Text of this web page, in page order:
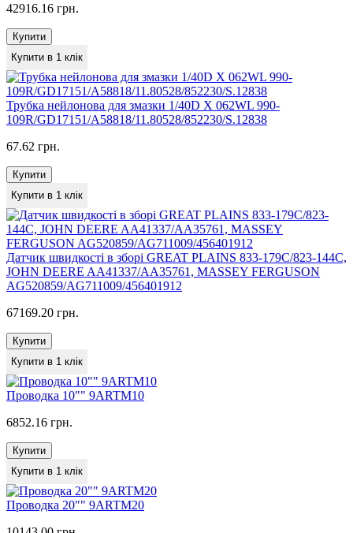
42916.16 грн.
Купити
Купити в 1 клік
Трубка нейлонова для змазки 1/40D X 062WL 990-
109R/GD17151/A58818/11.80528/852230/S.12838
67.62 грн.
Купити
Купити в 1 клік
Датчик швидкості в зборі GREAT PLAINS 833-179C/823-144C,
JOHN DEERE AA41337/AA35761, MASSEY FERGUSON
AG520859/AG711009/456401912
67169.20 грн.
Купити
Купити в 1 клік
Проводка 10"" 9ARTM10
6852.16 грн.
Купити
Купити в 1 клік
Проводка 20"" 9ARTM20